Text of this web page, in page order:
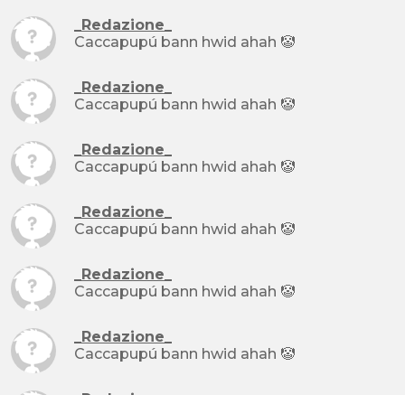
_Redazione_
Caccapupú bann hwid ahah 🤡
_Redazione_
Caccapupú bann hwid ahah 🤡
_Redazione_
Caccapupú bann hwid ahah 🤡
_Redazione_
Caccapupú bann hwid ahah 🤡
_Redazione_
Caccapupú bann hwid ahah 🤡
_Redazione_
Caccapupú bann hwid ahah 🤡